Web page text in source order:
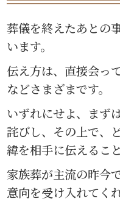
葬儀を終えたあとの
います。
伝え方は、直接会っ
などさまざまです。
いずれにせよ、まず
詫びし、その上で、
緯を相手に伝えるこ
家族葬が主流の昨今
意向を受け入れてく